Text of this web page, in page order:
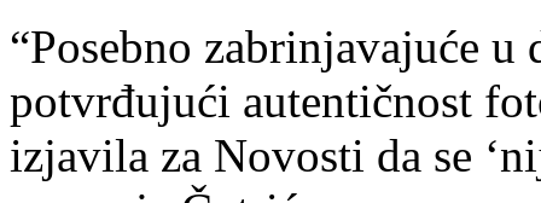
“Posebno zabrinjavajuće u
potvrđujući autentičnost
izjavila za Novosti da se